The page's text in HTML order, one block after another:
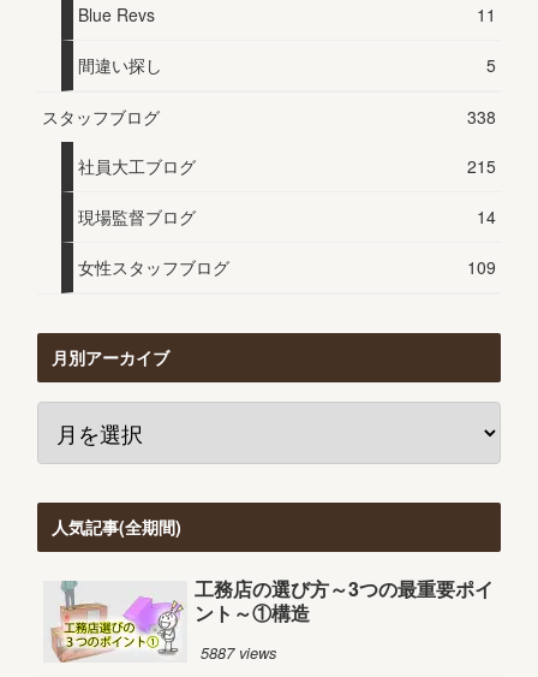
Blue Revs 11
間違い探し 5
スタッフブログ 338
社員大工ブログ 215
現場監督ブログ 14
女性スタッフブログ 109
月別アーカイブ
人気記事(全期間)
工務店の選び方～3つの最重要ポイ
ント～①構造
5887 views